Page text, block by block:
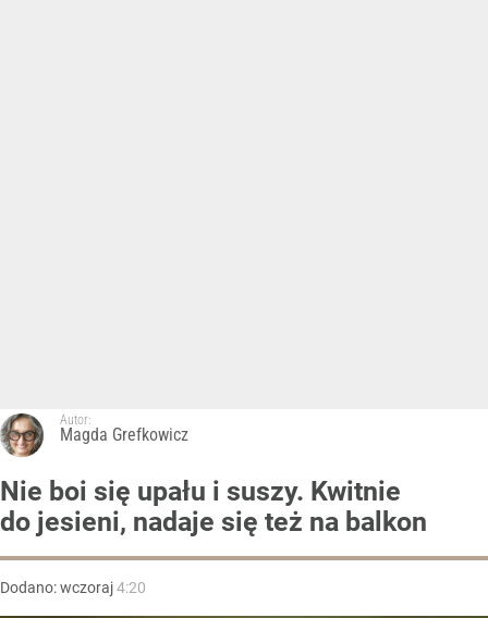
Autor:
Magda Grefkowicz
Nie boi się upału i suszy. Kwitnie
do jesieni, nadaje się też na balkon
Dodano:wczoraj4:20